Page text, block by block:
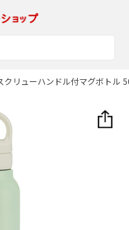
クリューハンドル付マグボトル